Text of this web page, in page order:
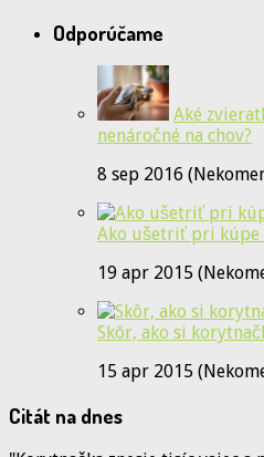
Odporúčame
Aké
nenáročné na chov?
8 sep 2016
Ako ušetriť pri
19 apr 2015
Skôr, ako si
15 apr 2015
Citát na dnes